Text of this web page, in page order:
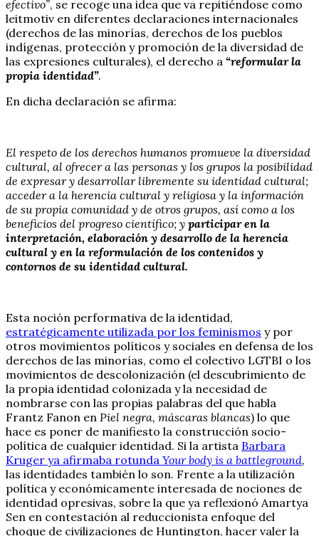
efectivo”, se recoge una idea que va repitiéndose como
leitmotiv en diferentes declaraciones internacionales
(derechos de las minorías, derechos de los pueblos
indígenas, protección y promoción de la diversidad de
las expresiones culturales), el derecho a “reformular la
propia identidad”.
En dicha declaración se afirma:
El respeto de los derechos humanos promueve la diversidad
cultural, al ofrecer a las personas y los grupos la posibilidad
de expresar y desarrollar libremente su identidad cultural;
acceder a la herencia cultural y religiosa y la información
de su propia comunidad y de otros grupos, así como a los
beneficios del progreso científico; y participar en la
interpretación, elaboración y desarrollo de la herencia
cultural y en la reformulación de los contenidos y
contornos de su identidad cultural.
Esta noción performativa de la identidad,
estratégicamente utilizada por los feminismos y por
otros movimientos políticos y sociales en defensa de los
derechos de las minorías, como el colectivo LGTBI o los
movimientos de descolonización (el descubrimiento de
la propia identidad colonizada y la necesidad de
nombrarse con las propias palabras del que habla
Frantz Fanon en Piel negra, máscaras blancas) lo que
hace es poner de manifiesto la construcción socio-
política de cualquier identidad. Si la artista Barbara
Kruger ya afirmaba rotunda Your body is a battleground,
las identidades también lo son. Frente a la utilización
política y económicamente interesada de nociones de
identidad opresivas, sobre la que ya reflexionó Amartya
Sen en contestación al reduccionista enfoque del
choque de civilizaciones de Huntington, hacer valer la